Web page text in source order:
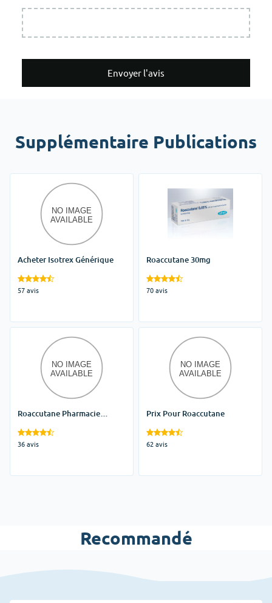
Envoyer l'avis
Supplémentaire Publications
Acheter Isotrex Générique
57 avis
Roaccutane 30mg
70 avis
Roaccutane Pharmacie
36 avis
Prix Pour Roaccutane
62 avis
Recommandé